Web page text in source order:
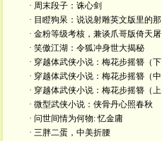
· 周末段子：诛心剑
· 目瞪狗呆：说说射雕英文版里的那
· 金粉等级考核，兼谈爪哥版倚天屠
· 笑傲江湖：令狐冲身世大揭秘
· 穿越体武侠小说：梅花步摇簪（下
· 穿越体武侠小说：梅花步摇簪（中
· 穿越体武侠小说：梅花步摇簪（上
· 微型武侠小说：侠骨丹心照春秋
· 问世间情为何物: 忆金庸
· 三胖二蛋，中美折腰